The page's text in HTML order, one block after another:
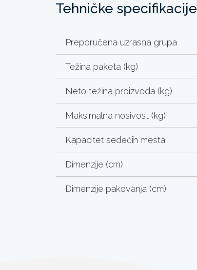
Tehničke specifikacije
Preporučena uzrasna grupa
Težina paketa (kg)
Neto težina proizvoda (kg)
Maksimalna nosivost (kg)
Kapacitet sedećih mesta
Dimenzije (cm)
Dimenzije pakovanja (cm)